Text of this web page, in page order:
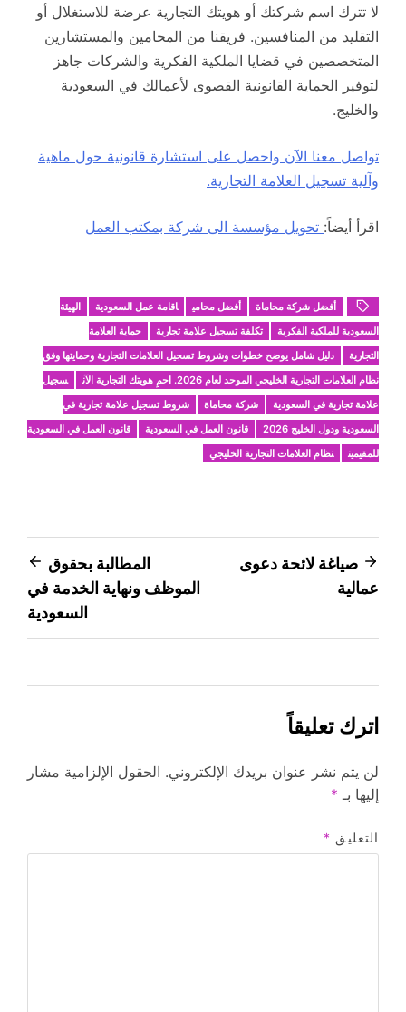
لا تترك اسم شركتك أو هويتك التجارية عرضة للاستغلال أو
التقليد من المنافسين. فريقنا من المحامين والمستشارين
المتخصصين في قضايا الملكية الفكرية والشركات جاهز
لتوفير الحماية القانونية القصوى لأعمالك في السعودية
والخليج.
تواصل معنا الآن واحصل على استشارة قانونية حول ماهية
وآلية تسجيل العلامة التجارية.
اقرأ أيضاً: تحويل مؤسسة الى شركة بمكتب العمل
أفضل شركة محاماة أفضل محامي اقامة عمل السعودية
الهيئة
السعودية للملكية الفكرية
تكلفة تسجيل علامة تجارية
حماية العلامة
التجارية
دليل شامل يوضح خطوات وشروط تسجيل العلامات التجارية وحمايتها وفق
نظام العلامات التجارية الخليجي الموحد لعام 2026. احمِ هويتك التجارية الآن
سجيل
علامة تجارية في السعودية
شركة محاماة
شروط تسجيل علامة تجارية في
السعودية ودول الخليج 2026
قانون العمل في السعودية
قانون العمل في السعودية
للمقيمين
نظام العلامات التجارية الخليجي
تصفّح
المقالات
صياغة لائحة دعوى
عمالية
المطالبة بحقوق
الموظف ونهاية الخدمة في
السعودية
اترك تعليقاً
لن يتم نشر عنوان بريدك الإلكتروني. الحقول الإلزامية مشار
إليها بـ *
التعليق *